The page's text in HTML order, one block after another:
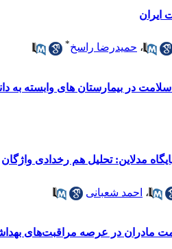
ایران
، حمیدرضا راسخ*
در بیمارستان های وابسته به
مدلاین: تحلیل هم رخدادی واژگان
، احمد شعبانی
مادران در عرصه مراقبت‌های